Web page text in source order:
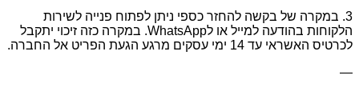
3. במקרה של בקשה להחזר כספי ניתן לפתוח פנייה לשירות
הלקוחות בהודעה למייל או לWhatsApp. במקרה כזה זיכוי יתקבל
לכרטיס האשראי עד 14 ימי עסקים מרגע הגעת הפריט אל החברה.
—